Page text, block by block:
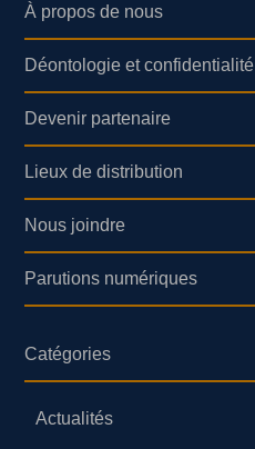
À propos de nous
Déontologie et confidentialité
Devenir partenaire
Lieux de distribution
Nous joindre
Parutions numériques
Catégories
Actualités